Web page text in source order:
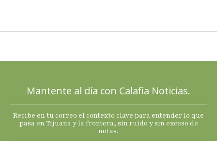
cartas; El
Mantente al día con Calafia Noticias.
Recibe en tu correo el contexto clave para entender lo que
pasa en Tijuana y la frontera, sin ruido y sin exceso de
notas.